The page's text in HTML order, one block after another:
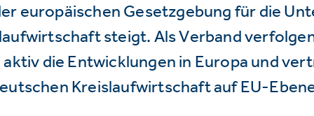
europäischen Gesetzgebung für die
steigt. Als Verband
aktiv die Entwicklungen in Europa und
Kreislaufwirtschaft auf EU-